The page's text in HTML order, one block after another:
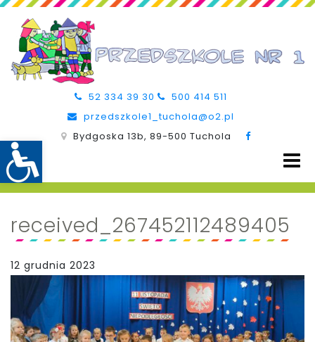
52 334 39 30
500 414 511
przedszkole1_tuchola@o2.pl
Bydgoska 13b, 89-500 Tuchola
received_267452112489405
12 grudnia 2023